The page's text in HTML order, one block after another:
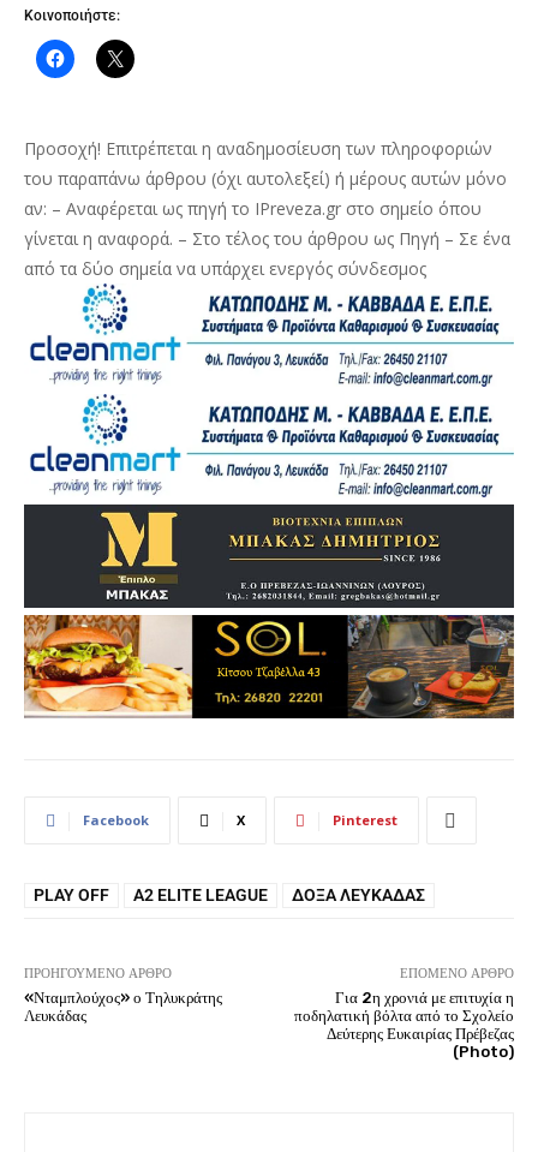
Κοινοποιήστε:
Προσοχή! Επιτρέπεται η αναδημοσίευση των πληροφοριών
του παραπάνω άρθρου (όχι αυτολεξεί) ή μέρους αυτών μόνο
αν: – Αναφέρεται ως πηγή το IPreveza.gr στο σημείο όπου
γίνεται η αναφορά. – Στο τέλος του άρθρου ως Πηγή – Σε ένα
από τα δύο σημεία να υπάρχει ενεργός σύνδεσμος
Facebook X Pinterest
PLAY OFF Α2 ELITE LEAGUE ΔΌΞΑ ΛΕΥΚΆΔΑΣ
ΠΡΟΗΓΟΎΜΕΝΟ ΆΡΘΡΟ
«Νταμπλούχος» ο Τηλυκράτης
Λευκάδας
ΕΠΌΜΕΝΟ ΆΡΘΡΟ
Για 2η χρονιά με επιτυχία η
ποδηλατική βόλτα από το Σχολείο
Δεύτερης Ευκαιρίας Πρέβεζας
(Photo)